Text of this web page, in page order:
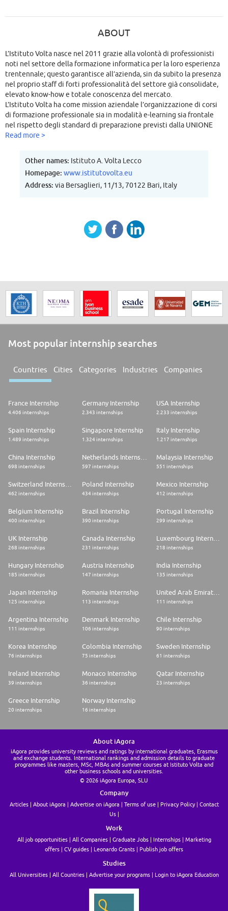
ABOUT
L’Istituto Volta nasce nel 2011 grazie alla volontà di professionisti
noti nel settore della formazione informatica per la loro esperienza
trentennale; questo garantisce all’azienda, sin da subito la presenza
nel proprio staff di forti professionalità del settore già consolidate,
elevato know-how e totale conoscenza del mercato.
L’Istituto Volta ha come mission aziendale l’organizzazione di corsi
di formazione professionale sia in modalità e-learning sia frontale
nel rispetto degli standard di preparazione previsti dalla UNIONE
EUROPEA ed è nota ovunque per l’alto livello organizzativo e per
Read more >
Other names: Istituto A. Volta Lecco
Homepage: www.istitutovolta.eu
Address: via Bersaglieri, 11/13, 70122 Bari, Italy
Most popular internship searches
Countries Cities Categories Industries Companies
France Internship
4.406 internships
Germany Internship
2.343 internships
USA Internship
2.233 internships
Spain Internship
1.489 internships
Singapore Internship
1.324 internships
Italy Internship
1.217 internships
China Internship
698 internships 597 internships
Malaysia Internship
551 internships
462 internships
Poland Internship
434 internships
Mexico Internship
412 internships
Belgium Internship
400 internships
Brazil Internship
390 internships
Portugal Internship
299 internships
UK Internship
268 internships
Canada Internship
231 internships
Luxembourg Internship
218 internships
Hungary Internship
185 internships
Austria Internship
147 internships
India Internship
135 internships
Japan Internship
125 internships
Romania Internship
113 internships
United Arab Emirates Internship
111 internships
Argentina Internship
111 internships
Denmark Internship
106 internships
Chile Internship
90 internships
Korea Internship
76 internships
Colombia Internship
75 internships
Sweden Internship
61 internships
Ireland Internship
39 internships
Monaco Internship
36 internships
Qatar Internship
23 internships
Greece Internship
20 internships
Norway Internship
16 internships
About iAgora
iAgora provides university reviews and ratings by international graduates, Erasmus
and exchange students. International rankings and admission details to graduate
programmes like masters, MSc, MBAs and summer courses at Istituto Volta and
other business schools and universities.
© 2026 iAgora Europa, SLU
Company
Articles About iAgora Advertise on iAgora Terms of use Privacy Policy
Contact
Us
Work
All job opportunities All Companies Graduate Jobs Internships
Marketing
offers
CV guides Leonardo Grants Publish job offers
Studies
All Universities All Countries Advertise your programs Login to iAgora Education